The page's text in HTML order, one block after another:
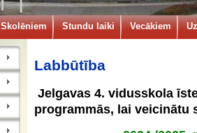
Skolēniem Stundu laiki Vecākiem
Labbūtība
Jelgavas 4. vidusskola
programmās, lai veicinātu